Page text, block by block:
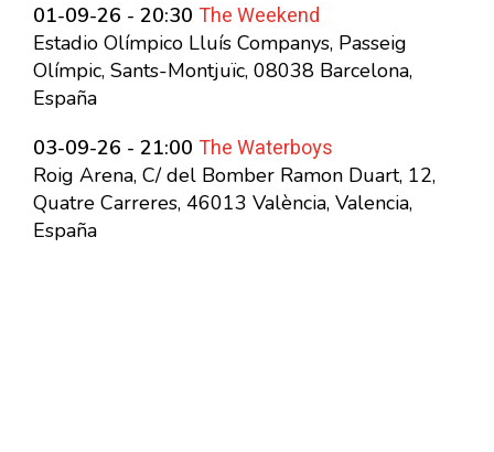
01-09-26 - 20:30 The Weekend
Estadio Olímpico Lluís Companys, Passeig
Olímpic, Sants-Montjuïc, 08038 Barcelona,
España
03-09-26 - 21:00 The Waterboys
Roig Arena, C/ del Bomber Ramon Duart, 12,
Quatre Carreres, 46013 València, Valencia,
España